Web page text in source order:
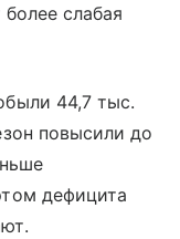
слабая
44,7 тыс.
повысили до
дефицита